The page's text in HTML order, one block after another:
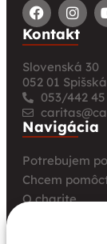
Kontakt
Slovenská 30
052 01
053/442
Navigácia
Potrebujem
Chcem
O charite
Pre úrady a